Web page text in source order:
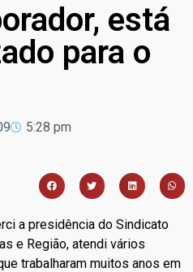
está
para o
5:28 pm
a presidência do Sindicato
e Região, atendi vários
trabalharam muitos anos em